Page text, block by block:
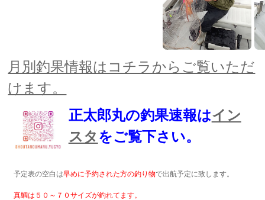
月別釣果情報はコチラからご覧いただ
けます。
正太郎丸の釣果速報はイン
スタ をご覧下さい。
予定表の空白は早めに予約された方の釣り物で出航予定に致します。
真鯛は５０～７０サイズが釣れてます。